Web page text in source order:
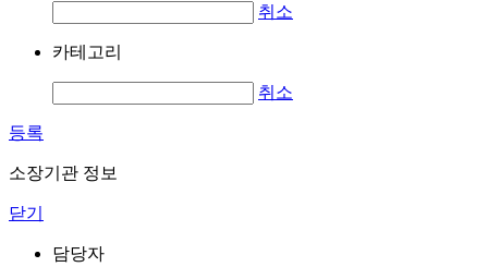
취소
카테고리
취소
등록
소장기관 정보
닫기
담당자